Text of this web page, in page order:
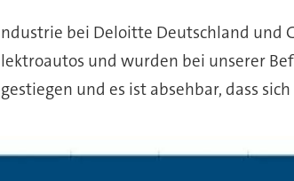
bei Deloitte Deutschland und
und wurden bei unserer
und es ist absehbar, dass